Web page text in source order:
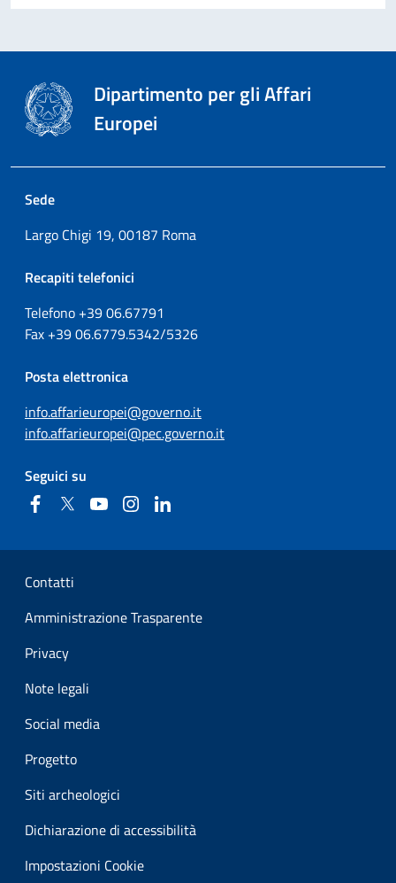
Dipartimento per gli Affari
Europei
Sede
Largo Chigi 19, 00187 Roma
Recapiti telefonici
Telefono +3906.67791
Fax +3906.6779.5342/5326
Posta elettronica
info.affarieuropei@governo.it
info.affarieuropei@pec.governo.it
Seguici su
FacebookTwitter YouTubeInstagram
Sezione Link Utili
Contatti
Amministrazione Trasparente
Privacy
Note legali
Social media
Progetto
Siti archeologici
Dichiarazione di accessibilità
Impostazioni Cookie